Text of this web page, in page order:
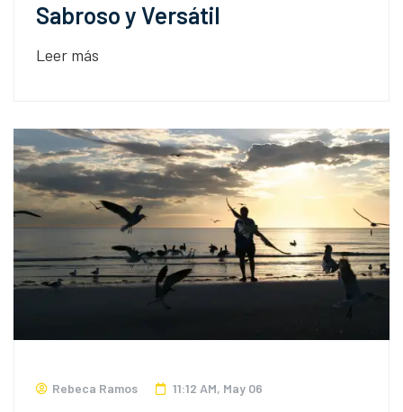
Sabroso y Versátil
Leer más
Rebeca Ramos 11:12 AM, May 06